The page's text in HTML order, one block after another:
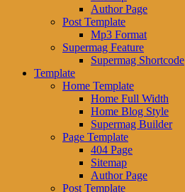
Author Page
Post Template
Mp3 Format
Supermag Feature
Supermag Shortcode
Template
Home Template
Home Full Width
Home Blog Style
Supermag Builder
Page Template
404 Page
Sitemap
Author Page
Post Template